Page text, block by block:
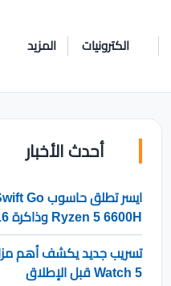
الكترونيات المزيد
أحدث الأخبار
Ryzen 5 6600H وذاكرة 16 جيجابايت
Watch 5 قبل الإطلاق